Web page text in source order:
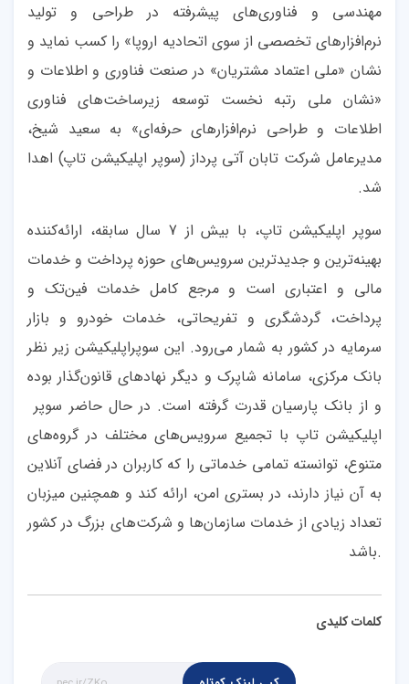
مهندسی و فناوری‌های پیشرفته در طراحی و تولید
نرم‌افزارهای تخصصی از سوی اتحادیه اروپا» را کسب نماید و
نشان «ملی اعتماد مشتریان» در صنعت فناوری و اطلاعات و
«نشان ملی رتبه نخست توسعه زیرساخت‌های فناوری
اطلاعات و طراحی نرم‌افزارهای حرفه‌ای» به سعید شیخ،
مدیرعامل شرکت تابان آتی پرداز (سوپر اپلیکیشن تاپ) اهدا
شد.
سوپر اپلیکیشن تاپ، با بیش از 7 سال سابقه، ارائه‌کننده
بهینه‌ترین و جدیدترین سرویس‌های حوزه پرداخت و خدمات
مالی و اعتباری است و مرجع کامل خدمات فین‌تک و
پرداخت، گردشگری و تفریحاتی، خدمات خودرو و بازار
سرمایه در کشور به شمار می‌رود. این سوپر‌‌‌‌اپلیکیشن زیر نظر
بانک مرکزی، سامانه شاپرک و دیگر نهادهای قانون‌گذار بوده
و از بانک پارسیان
قدرت گرفته است. در حال حاضر سوپر
اپلیکیشن تاپ با تجمیع سرویس‌های مختلف در گروه‌های
متنوع، توانسته تمامی خدماتی را که کاربران در فضای آنلاین
به آن نیاز دارند، در بستری امن، ارائه کند و همچنین میزبان
تعداد زیادی از خدمات سازمان‌ها و شرکت‌های بزرگ در کشور
باشد.
کلمات کلیدی